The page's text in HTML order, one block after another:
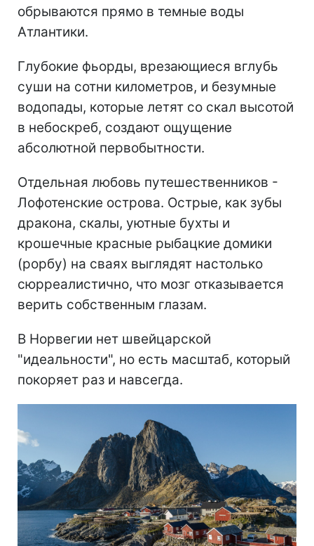
обрываются прямо в темные воды
Атлантики.
Глубокие фьорды, врезающиеся вглубь
суши на сотни километров, и безумные
водопады, которые летят со скал высотой
в небоскреб, создают ощущение
абсолютной первобытности.
Отдельная любовь путешественников -
Лофотенские острова. Острые, как зубы
дракона, скалы, уютные бухты и
крошечные красные рыбацкие домики
(рорбу) на сваях выглядят настолько
сюрреалистично, что мозг отказывается
верить собственным глазам.
В Норвегии нет швейцарской
"идеальности", но есть масштаб, который
покоряет раз и навсегда.